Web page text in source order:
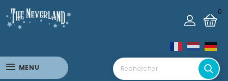
0
MENU